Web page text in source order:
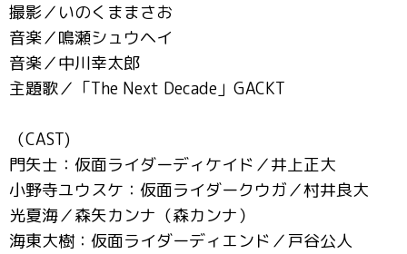
撮影／いのくままさお
音楽／鳴瀬シュウヘイ
音楽／中川幸太郎
主題歌／「The Next Decade」GACKT
（CAST)
門矢士：仮面ライダーディケイド／井上正大
小野寺ユウスケ：仮面ライダークウガ／村井良大
光夏海／森矢カンナ（森カンナ）
海東大樹：仮面ライダーディエンド／戸谷公人